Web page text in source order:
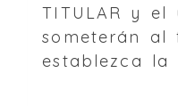
TITULAR y el
someterán al
establezca la